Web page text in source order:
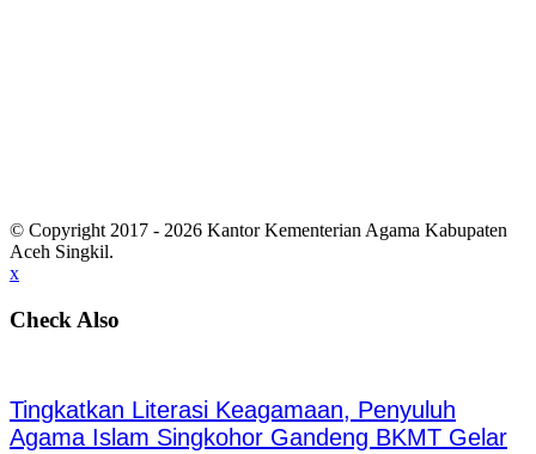
© Copyright 2017 - 2026 Kantor Kementerian Agama Kabupaten
Aceh Singkil.
x
Check Also
Tingkatkan Literasi Keagamaan, Penyuluh
Agama Islam Singkohor Gandeng BKMT Gelar